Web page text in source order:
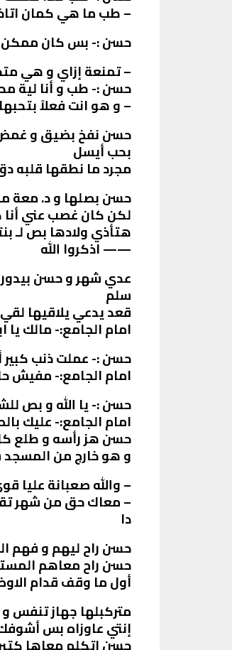
– طب ما هي كمان
حسن :- بس كان ممكن
– تمنعة إزاي و هي
حسن :- طب و أنا لية
– و هو انت فعلاً
حسن نفخ بضيق و غمض
بحب أيسل
مجرد ما نطقها قلبه
حسن بصلها و د. معة
لكن كان غصب عني
هتأذي ولادها بص لـ
—— اذكروا الله
عدي شهر و حسن
سلم
قعد يدعي يلاقيها
امام الجامع:- مالك يا
حسن :- عملت ذنب
امام الجامع:- مفيش
حسن :- يا الله و بص
امام الجامع:- عليك
حسن هز رأسه و طلع كل
و هو خارج من
– والله صعبانة عليا
– معاك حق من شهر
دا
حسن راح ليهم و فهم
حسن راح معاهم
أول ما وقف قدام
متركبلها جهاز تنفس
إنتي عاوزاه بس